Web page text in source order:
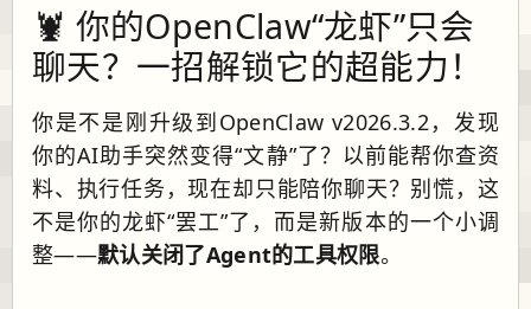
🦞 你的OpenClaw“龙虾”只会
聊天？一招解锁它的超能力！
你是不是刚升级到OpenClaw v2026.3.2，发现
你的AI助手突然变得“文静”了？以前能帮你查资
料、执行任务，现在却只能陪你聊天？别慌，这
不是你的龙虾“罢工”了，而是新版本的一个小调
整——默认关闭了Agent的工具权限。